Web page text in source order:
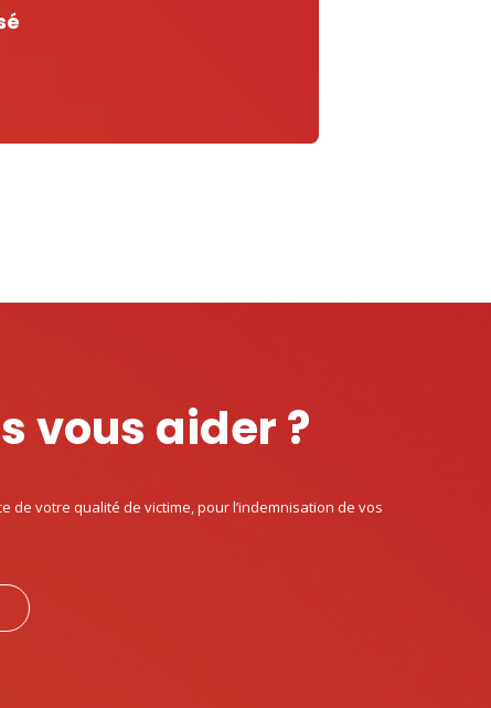
vous aider ?
de votre qualité de victime, pour l’indemnisation de vos